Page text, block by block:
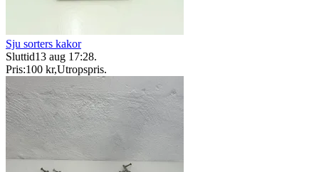
Sju sorters kakor
Sluttid13 aug 17:28.
Pris:100 kr,Utropspris.